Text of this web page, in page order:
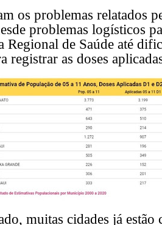
os problemas relatados
problemas logísticos
Regional de Saúde até
registrar as doses
muitas cidades já estão